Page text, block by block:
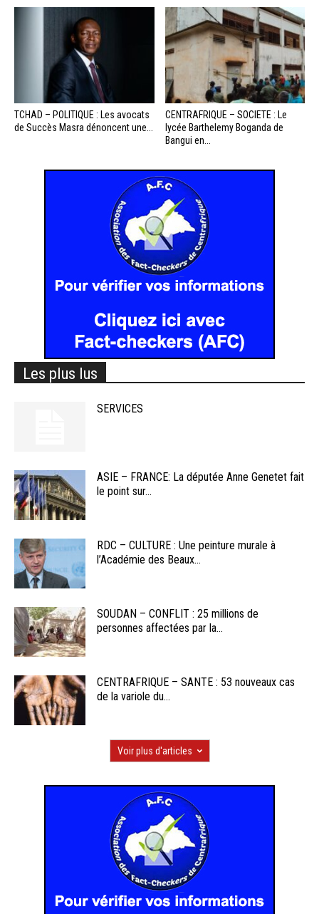
TCHAD – POLITIQUE : Les avocats
de Succès Masra dénoncent une...
CENTRAFRIQUE – SOCIETE : Le
lycée Barthelemy Boganda de
Bangui en...
Les plus lus
SERVICES
ASIE – FRANCE: La députée Anne Genetet fait
le point sur...
RDC – CULTURE : Une peinture murale à
l’Académie des Beaux...
SOUDAN – CONFLIT : 25 millions de
personnes affectées par la...
CENTRAFRIQUE – SANTE : 53 nouveaux cas
de la variole du...
Voir plus d'articles